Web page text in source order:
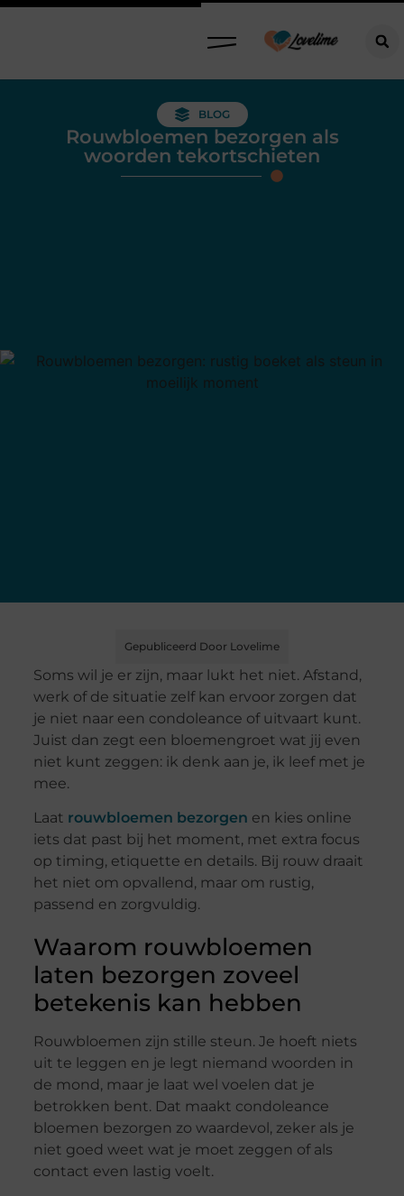
BLOG
Rouwbloemen bezorgen als
woorden tekortschieten
Gepubliceerd Door Lovelime
Soms wil je er zijn, maar lukt het niet. Afstand,
werk of de situatie zelf kan ervoor zorgen dat
je niet naar een condoleance of uitvaart kunt.
Juist dan zegt een bloemengroet wat jij even
niet kunt zeggen: ik denk aan je, ik leef met je
mee.
Laat rouwbloemen bezorgen en kies online
iets dat past bij het moment, met extra focus
op timing, etiquette en details. Bij rouw draait
het niet om opvallend, maar om rustig,
passend en zorgvuldig.
Waarom rouwbloemen
laten bezorgen zoveel
betekenis kan hebben
Rouwbloemen zijn stille steun. Je hoeft niets
uit te leggen en je legt niemand woorden in
de mond, maar je laat wel voelen dat je
betrokken bent. Dat maakt condoleance
bloemen bezorgen zo waardevol, zeker als je
niet goed weet wat je moet zeggen of als
contact even lastig voelt.